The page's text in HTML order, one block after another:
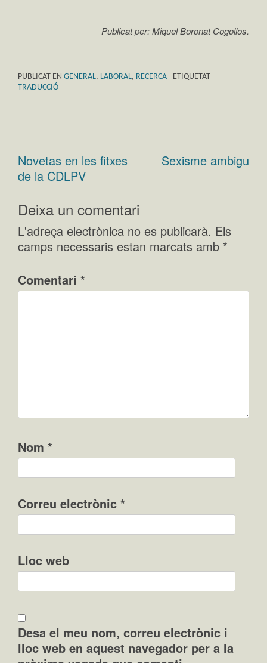
Publicat per: Miquel Boronat Cogollos.
PUBLICAT EN GENERAL, LABORAL, RECERCA
ETIQUETAT
TRADUCCIÓ
Navegació
Novetas en les fitxes
de la CDLPV
Sexisme ambigu
Deixa un comentari
L'adreça electrònica no es publicarà. Els
camps necessaris estan marcats amb *
Comentari *
Nom *
Correu electrònic *
Lloc web
Desa el meu nom, correu electrònic i
lloc web en aquest navegador per a la